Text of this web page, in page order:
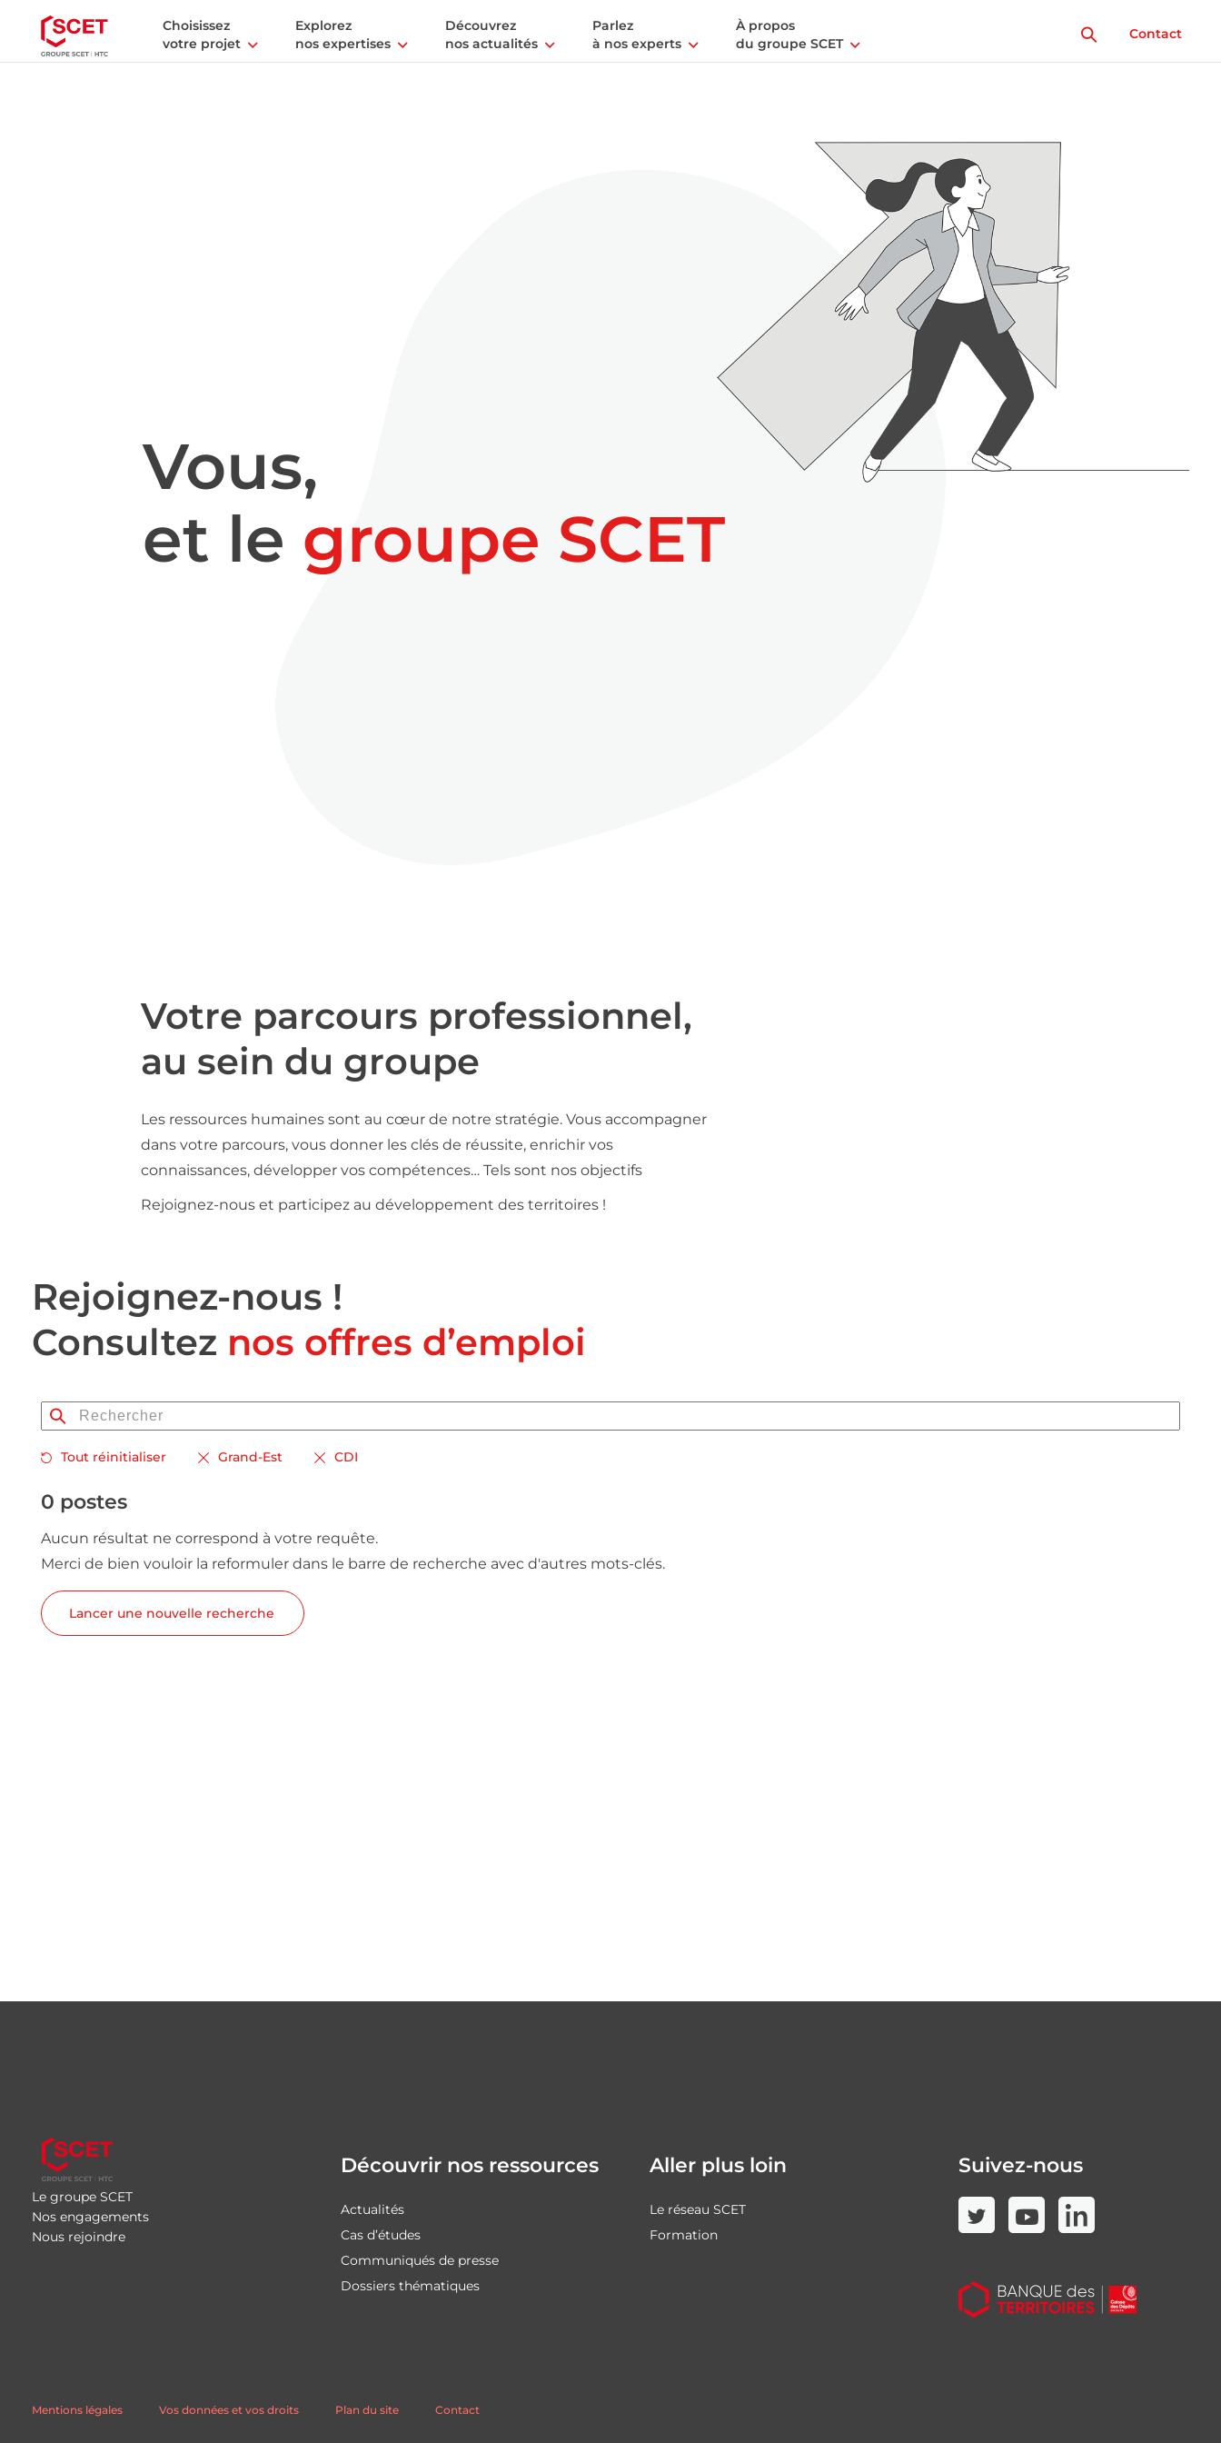
Choisissez
votre projet
Explorez
nos expertises
Découvrez
nos actualités
Parlez
à nos experts
À propos
du groupe SCET
Contact
Vous,
et le groupe SCET
Votre parcours professionnel,
au sein du groupe
Les ressources humaines sont au cœur de notre stratégie. Vous accompagner
dans votre parcours, vous donner les clés de réussite, enrichir vos
connaissances, développer vos compétences… Tels sont nos objectifs
Rejoignez-nous et participez au développement des territoires !
Rejoignez-nous !
Consultez nos offres d’emploi
Tout réinitialiser Grand-Est CDI
0 postes
Aucun résultat ne correspond à votre requête.
Merci de bien vouloir la reformuler dans le barre de recherche avec d'autres mots-clés.
Lancer une nouvelle recherche
Le groupe SCET
Nos engagements
Nous rejoindre
Découvrir nos ressources
Actualités
Cas d’études
Communiqués de presse
Dossiers thématiques
Aller plus loin
Le réseau SCET
Formation
Suivez-nous
Mentions légales Vos données et vos droits Plan du site Contact